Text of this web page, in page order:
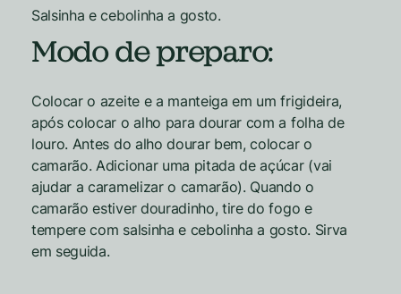
Salsinha e cebolinha a gosto.
Modo de preparo:
Colocar o azeite e a manteiga em um frigideira,
após colocar o alho para dourar com a folha de
louro. Antes do alho dourar bem, colocar o
camarão. Adicionar uma pitada de açúcar (vai
ajudar a caramelizar o camarão). Quando o
camarão estiver douradinho, tire do fogo e
tempere com salsinha e cebolinha a gosto. Sirva
em seguida.